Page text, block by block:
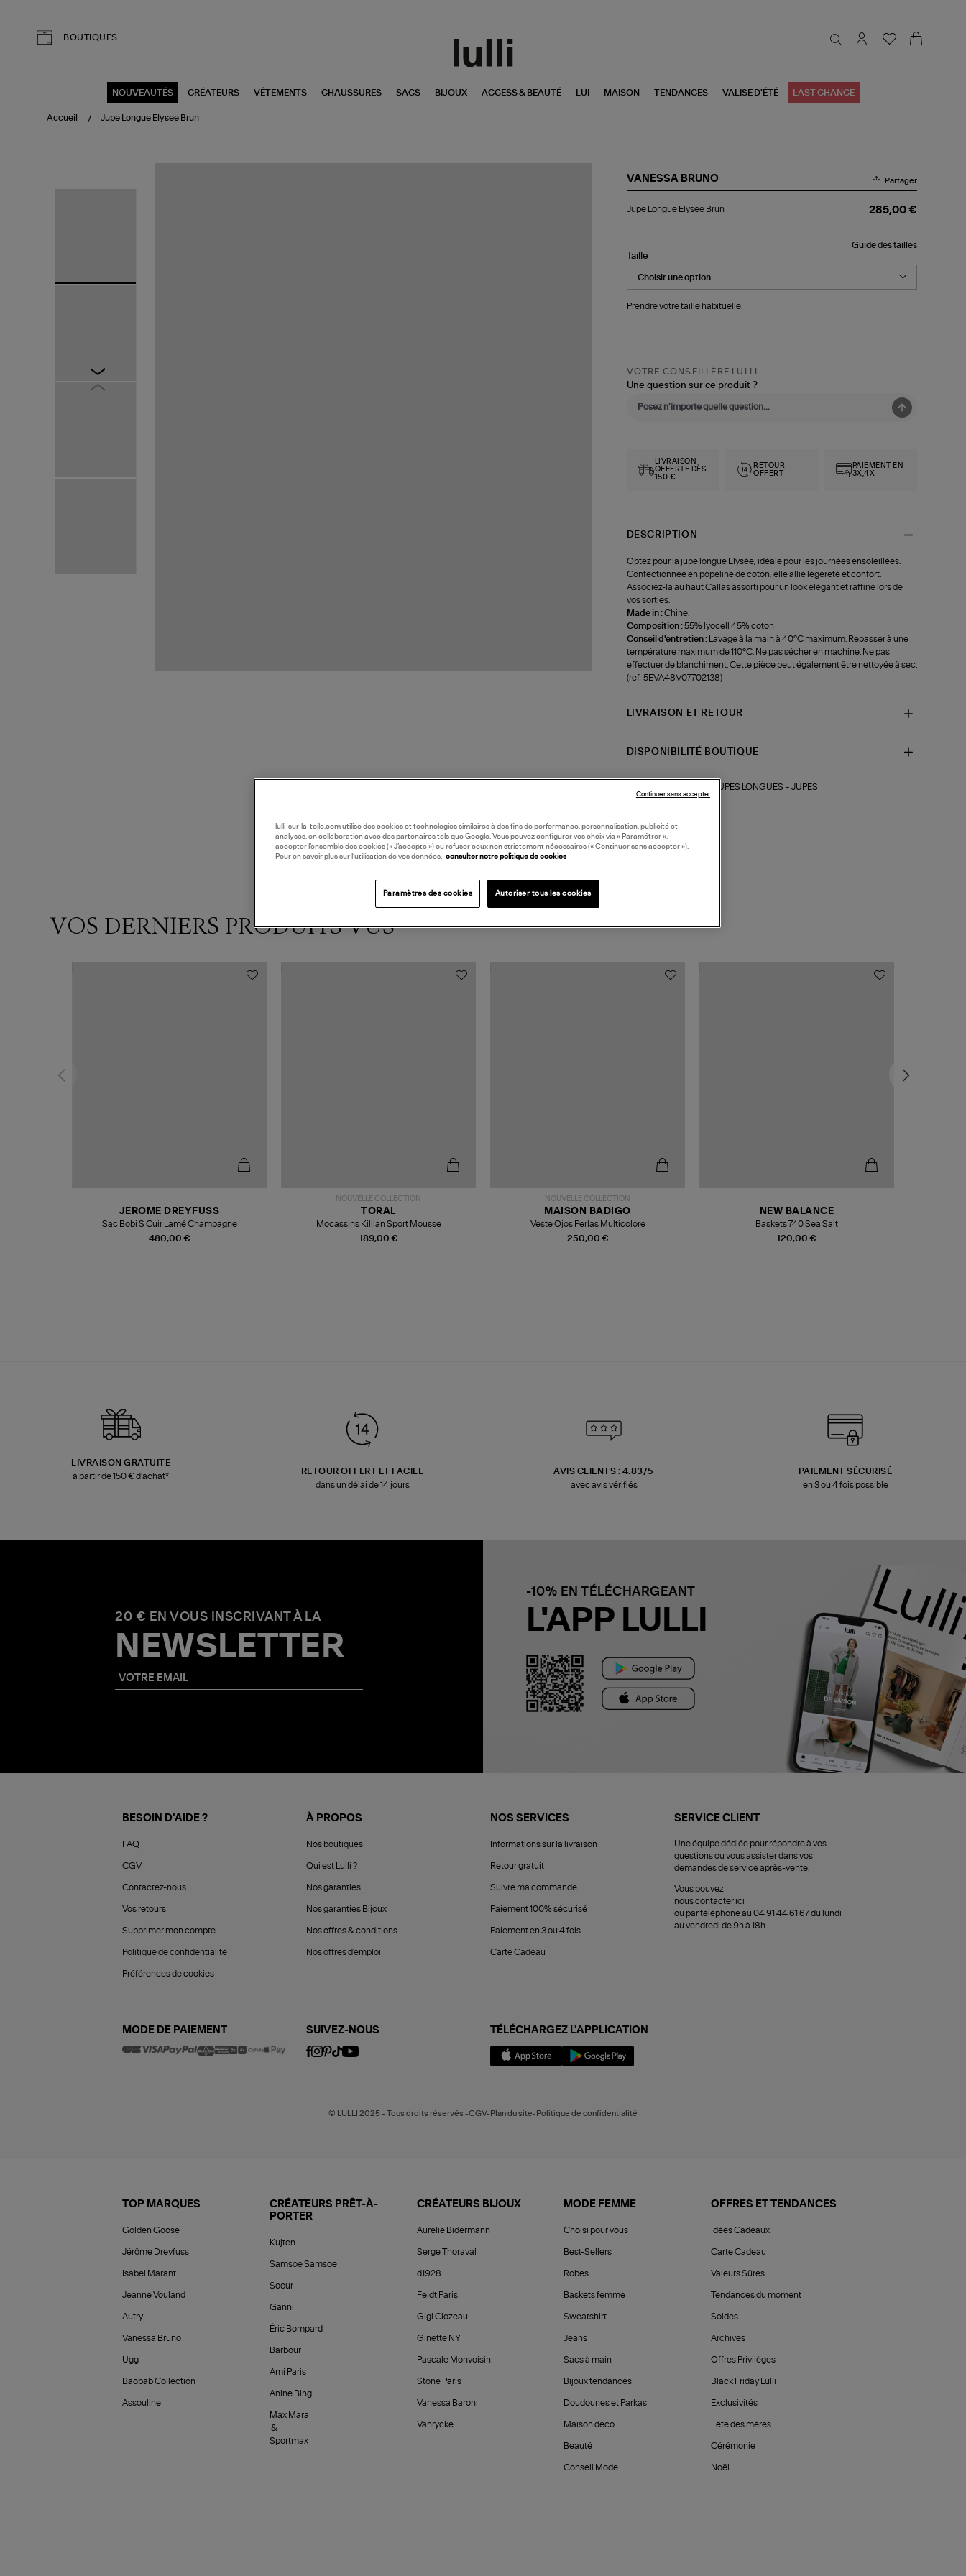
BOUTIQUES
NOUVEAUTÉS CRÉATEURS VÊTEMENTS CHAUSSURES SACS BIJOUX ACCESS & BEAUTÉ LUI MAISON TENDANCES VALISE D'ÉTÉ LAST CHANCE
Accueil Jupe Longue Elysee Brun
VANESSA BRUNO
Longue
Partager
Jupe Longue Elysee Brun 285,00 €
Guide des tailles
Taille
Prendre votre taille habituelle.
VOTRE CONSEILLÈRE LULLI
Une question sur ce produit ?
LIVRAISON
OFFERTE DÈS
150 €
RETOUR
OFFERT
PAIEMENT EN
3X,4X
DESCRIPTION
Optez pour la jupe longue Elysée, idéale pour les journées ensoleillées.
Confectionnée en popeline de coton, elle allie légèreté et confort.
Associez-la au haut Callas assorti pour un look élégant et raffiné lors de
vos sorties.
Made in :Chine.
Composition :55% lyocell 45% coton
Conseil d'entretien :
Lavage à la main à 40°C maximum. Repasser à une
température maximum de 110°C. Ne pas sécher en machine. Ne pas
effectuer de blanchiment. Cette pièce peut également être nettoyée à sec.
(ref-5EVA48V07702138)
LIVRAISON ET RETOUR
DISPONIBILITÉ BOUTIQUE
JUPES LONGUES - JUPES
VOS DERNIERS PRODUITS VUS
480,00 €
JEROME DREYFUSS
Sac Bobi S Cuir Lamé Champagne
NOUVELLE COLLECTION
189,00 €
TORAL
Mocassins Killian Sport Mousse
NOUVELLE COLLECTION
250,00 €
MAISON BADIGO
Veste Ojos Perlas Multicolore
120,00 €
NEW BALANCE
Baskets 740 Sea Salt
LIVRAISON GRATUITE
à partir de 150 € d'achat*
RETOUR OFFERT ET FACILE
dans un délai de 14 jours
AVIS CLIENTS : 4.83/5
avec avis vérifiés
PAIEMENT SÉCURISÉ
en 3 ou 4 fois possible
20 € EN VOUS INSCRIVANT À LA
NEWSLETTER
-10% EN TÉLÉCHARGEANT
L'APP LULLI
BESOIN D'AIDE ?
FAQ
CGV
Contactez-nous
Vos retours
Supprimer mon compte
Politique de confidentialité
Préférences de cookies
À PROPOS
Nos boutiques
Qui est Lulli ?
Nos garanties
Nos garanties Bijoux
Nos offres & conditions
Nos offres d'emploi
NOS SERVICES
Informations sur la livraison
Retour gratuit
Suivre ma commande
Paiement 100% sécurisé
Paiement en 3 ou 4 fois
Carte Cadeau
SERVICE CLIENT
Une équipe dédiée pour répondre à vos
questions ou vous assister dans vos
demandes de service après-vente.
Vous pouvez
nous contacter ici
ou par téléphone au 04 91 44 61 67 du lundi
au vendredi de 9h à 18h.
MODE DE PAIEMENT SUIVEZ-NOUS TÉLÉCHARGEZ L'APPLICATION
© LULLI 2025 - Tous droits réservés -CGV-Plan du site-Politique de confidentialité
TOP MARQUES
Golden Goose
Jérôme Dreyfuss
Isabel Marant
Jeanne Vouland
Autry
Vanessa Bruno
Ugg
Baobab Collection
Assouline
CRÉATEURS PRÊT-À-
PORTER
Kujten
Samsoe Samsoe
Soeur
Ganni
Éric Bompard
Barbour
Ami Paris
Anine Bing
Max Mara
&
Sportmax
CRÉATEURS BIJOUX
Aurélie Bidermann
Serge Thoraval
d1928
Feidt Paris
Gigi Clozeau
Ginette NY
Pascale Monvoisin
Stone Paris
Vanessa Baroni
Vanrycke
MODE FEMME
Choisi pour vous
Best-Sellers
Robes
Baskets femme
Sweatshirt
Jeans
Sacs à main
Bijoux tendances
Doudounes et Parkas
Maison déco
Beauté
Conseil Mode
OFFRES ET TENDANCES
Idées Cadeaux
Carte Cadeau
Valeurs Sûres
Tendances du moment
Soldes
Archives
Offres Privilèges
Black Friday Lulli
Exclusivités
Fête des mères
Cérémonie
Noël
lulli-sur-la-toile.com utilise des cookies et technologies similaires à des fins de performance, personnalisation, publicité et
analyses, en collaboration avec des partenaires tels que Google. Vous pouvez configurer vos choix via « Paramétrer »,
accepter l’ensemble des cookies (« J’accepte ») ou refuser ceux non strictement nécessaires (« Continuer sans accepter »).
Pour en savoir plus sur l’utilisation de vos données,
consulter notre politique de cookies
Paramètres des cookies Autoriser tous les cookies
Continuer sans accepter